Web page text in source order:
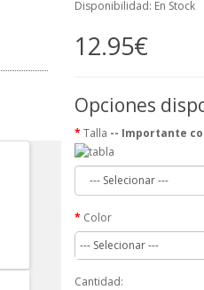
Disponibilidad: En Stock
12.95€
Opciones
Talla -- Importante
Color
--- Selecionar ---
Cantidad: